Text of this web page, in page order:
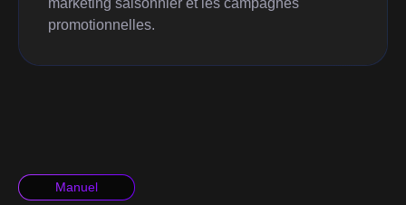
marketing saisonnier et les campagnes
promotionnelles.
Manuel